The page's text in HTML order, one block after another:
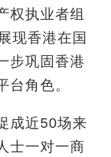
权执业者组
现香港在国
步巩固香港
台角色。
成近50场来
士一对一商